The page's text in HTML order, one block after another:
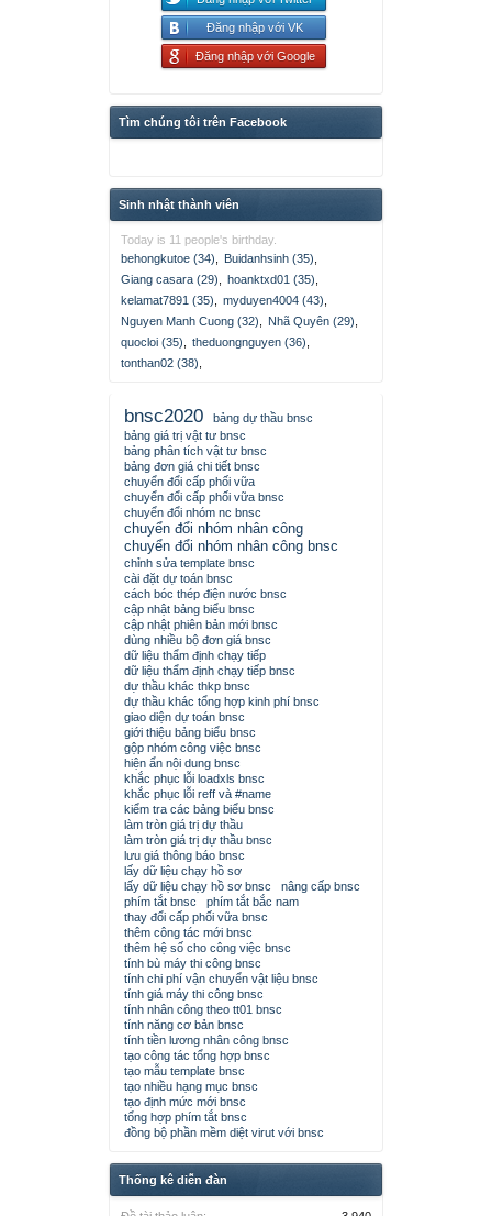
Đăng nhập với VK
Đăng nhập với Google
Tìm chúng tôi trên Facebook
Sinh nhật thành viên
Today is 11 people's birthday.
behongkutoe (34)
Buidanhsinh (35)
Giang casara (29)
hoanktxd01 (35)
kelamat7891 (35)
myduyen4004 (43)
Nguyen Manh Cuong (32)
Nhã Quyên (29)
quocloi (35)
theduongnguyen (36)
tonthan02 (38)
bnsc2020
bảng dự thầu bnsc
bảng giá trị vật tư bnsc
bảng phân tích vật tư bnsc
bảng đơn giá chi tiết bnsc
chuyển đổi cấp phối vữa
chuyển đổi cấp phối vữa bnsc
chuyển đổi nhóm nc bnsc
chuyển đổi nhóm nhân công
chuyển đổi nhóm nhân công bnsc
chỉnh sửa template bnsc
cài đặt dự toán bnsc
cách bóc thép điện nước bnsc
cập nhật bảng biểu bnsc
cập nhật phiên bản mới bnsc
dùng nhiều bộ đơn giá bnsc
dữ liệu thẩm định chạy tiếp
dữ liệu thẩm định chạy tiếp bnsc
dự thầu khác thkp bnsc
dự thầu khác tổng hợp kinh phí bnsc
giao diện dự toán bnsc
giới thiệu bảng biểu bnsc
gộp nhóm công việc bnsc
hiện ẩn nội dung bnsc
khắc phục lỗi loadxls bnsc
khắc phục lỗi reff và #name
kiểm tra các bảng biểu bnsc
làm tròn giá trị dự thầu
làm tròn giá trị dự thầu bnsc
lưu giá thông báo bnsc
lấy dữ liệu chạy hồ sơ
lấy dữ liệu chạy hồ sơ bnsc
nâng cấp bnsc
phím tắt bnsc
phím tắt bắc nam
thay đổi cấp phối vữa bnsc
thêm công tác mới bnsc
thêm hệ số cho công việc bnsc
tính bù máy thi công bnsc
tính chi phí vận chuyển vật liệu bnsc
tính giá máy thi công bnsc
tính nhân công theo tt01 bnsc
tính năng cơ bản bnsc
tính tiền lương nhân công bnsc
tạo công tác tổng hợp bnsc
tạo mẫu template bnsc
tạo nhiều hạng mục bnsc
tạo định mức mới bnsc
tổng hợp phím tắt bnsc
đồng bộ phần mềm diệt virut với bnsc
Thống kê diễn đàn